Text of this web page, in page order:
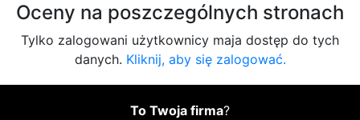
Oceny na poszczególnych stronach
Tylko zalogowani użytkownicy maja dostęp do tych
danych. Kliknij, aby się zalogować.
To Twoja firma?